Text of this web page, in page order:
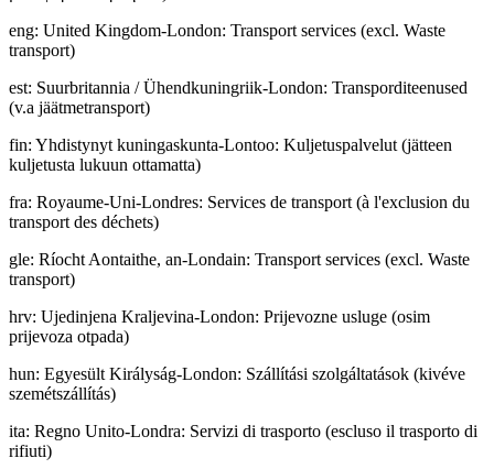
eng: United Kingdom-London: Transport services (excl. Waste
transport)
est: Suurbritannia / Ühendkuningriik-London: Transporditeenused
(v.a jäätmetransport)
fin: Yhdistynyt kuningaskunta-Lontoo: Kuljetuspalvelut (jätteen
kuljetusta lukuun ottamatta)
fra: Royaume-Uni-Londres: Services de transport (à l'exclusion du
transport des déchets)
gle: Ríocht Aontaithe, an-Londain: Transport services (excl. Waste
transport)
hrv: Ujedinjena Kraljevina-London: Prijevozne usluge (osim
prijevoza otpada)
hun: Egyesült Királyság-London: Szállítási szolgáltatások (kivéve
szemétszállítás)
ita: Regno Unito-Londra: Servizi di trasporto (escluso il trasporto di
rifiuti)